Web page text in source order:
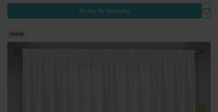
Dodaj do koszyka
Outlet